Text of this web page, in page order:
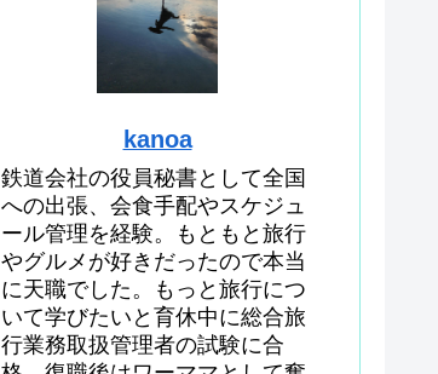
kanoa
鉄道会社の役員秘書として全国
への出張、会食手配やスケジュ
ール管理を経験。もともと旅行
やグルメが好きだったので本当
に天職でした。もっと旅行につ
いて学びたいと育休中に総合旅
行業務取扱管理者の試験に合